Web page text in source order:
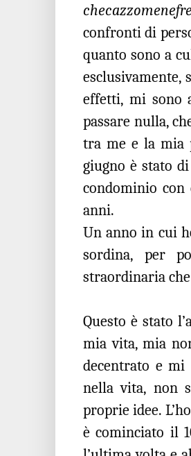
confronti di
quanto sono a
esclusivamente,
effetti, mi sono
passare nulla,
tra me e la mia
giugno è stato
condominio con
anni.
Un anno in cui
sordina, per
straordinaria
Questo è stato
mia vita, mia
decentrato e
nella vita, non
proprie idee.
è cominciato il